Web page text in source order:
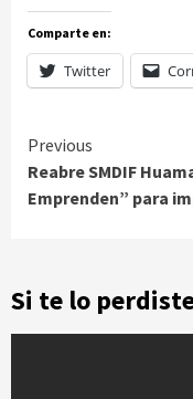
Comparte en:
Twitter
Continue
Reading
Previous
Reabre SMDIF
Emprenden” para
Si te lo